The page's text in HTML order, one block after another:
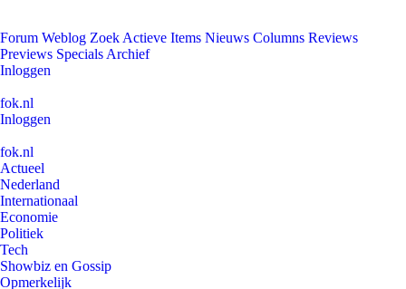
Forum Weblog Zoek Actieve Items Nieuws Columns Reviews
Previews Specials Archief
Inloggen
fok.nl
Inloggen
fok.nl
Actueel
Nederland
Internationaal
Economie
Politiek
Tech
Showbiz en Gossip
Opmerkelijk